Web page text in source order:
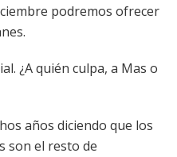
podremos ofrecer
¿A quién culpa, a Mas o
años diciendo que los
son el resto de